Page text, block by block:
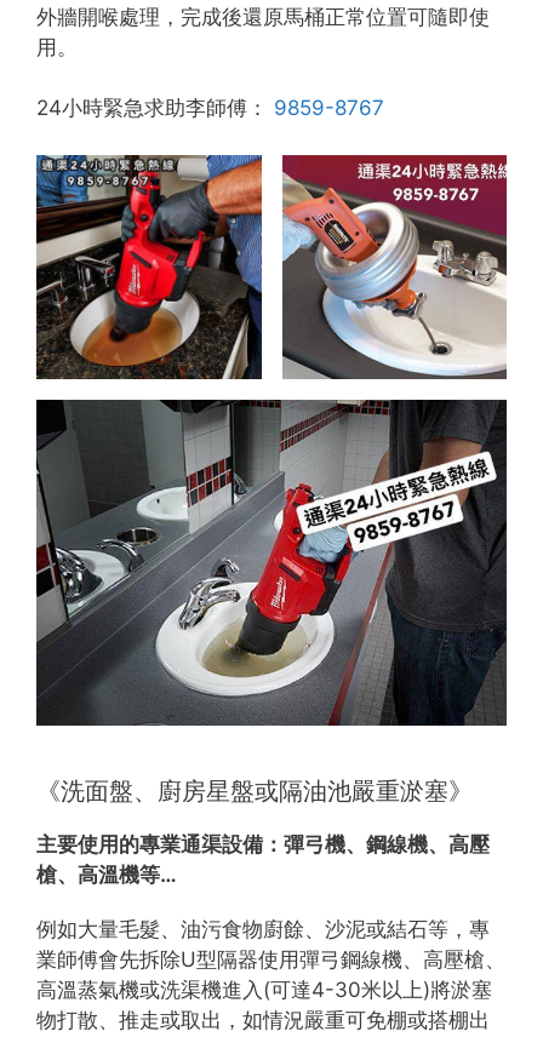
外牆開喉處理，完成後還原馬桶正常位置可隨即使
用。
24小時緊急求助李師傅： 9859-8767
《洗面盤、廚房星盤或隔油池嚴重淤塞》
主要使用的專業通渠設備： 彈弓機、鋼線機、高壓
槍、高溫機等…
例如大量毛髮、油污食物廚餘、沙泥或結石等，專
業師傅會先拆除U型隔器使用彈弓鋼線機、高壓槍、
高溫蒸氣機或洗渠機進入(可達4-30米以上)將淤塞
物打散、推走或取出，如情況嚴重可免棚或搭棚出